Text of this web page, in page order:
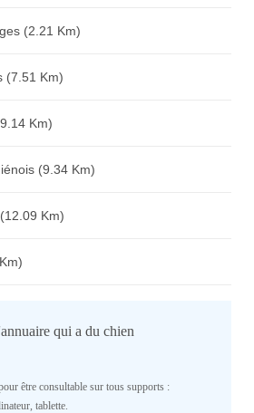
(2.21 Km)
(7.51 Km)
Km)
(9.34 Km)
Km)
qui a du chien
être consultable sur tous supports :
tablette.